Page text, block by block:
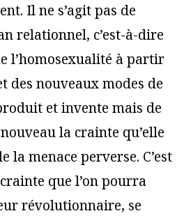
Il ne s’agit pas de
relationnel, c’est-à-dire
l’homosexualité à partir
des nouveaux modes de
et invente mais de
la crainte qu’elle
la menace perverse. C’est
que l’on pourra
révolutionnaire, se